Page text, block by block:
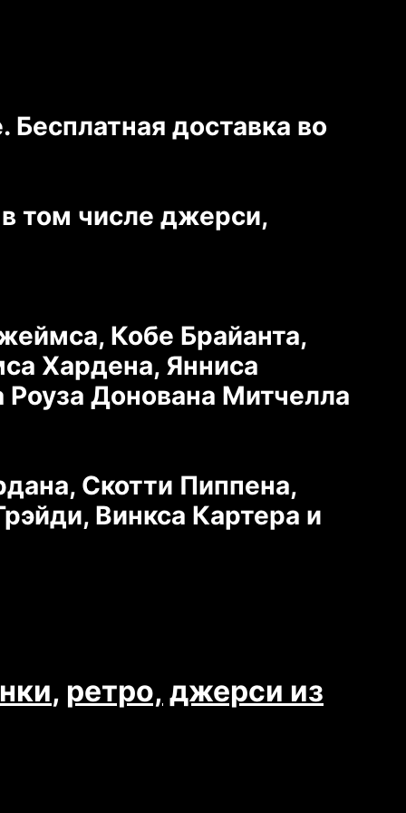
доставка во
том числе джерси,
Кобе Брайанта,
Хардена, Янниса
Донована Митчелла
Скотти Пиппена,
Винкса Картера и
, ретро, джерси из